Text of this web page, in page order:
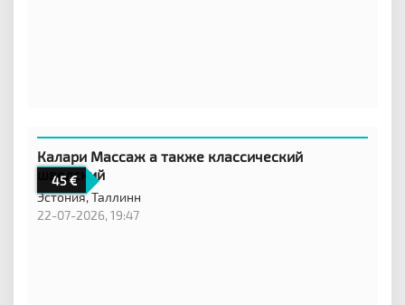
45
Калари Массаж а также классический
шведский
Эстония,Таллинн
22-07-2026, 19:47